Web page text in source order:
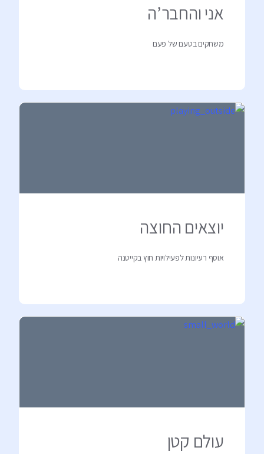
אני והחבר’ה
משחקים בטעם של פעם
יוצאים החוצה
אוסף רעיונות לפעילויות חוץ בקייטנה
עולם קטן